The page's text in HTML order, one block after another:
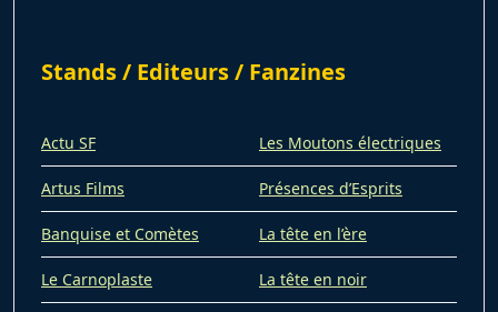
Stands / Editeurs / Fanzines
Actu SF Les Moutons électriques
Artus Films Présences d’Esprits
Banquise et Comètes La tête en l’ère
Le Carnoplaste La tête en noir